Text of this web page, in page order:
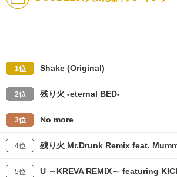
1位 Shake (Original)
2位 残り火 -eternal BED-
3位 No more
4位 残り火 Mr.Drunk Remix feat.
5位 U ～KREVA REMIX～ featuring